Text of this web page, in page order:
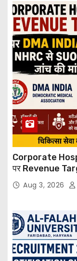
Corporate
पर Revenue
बड़ा कदम, NHRC
Aug 3, 2026